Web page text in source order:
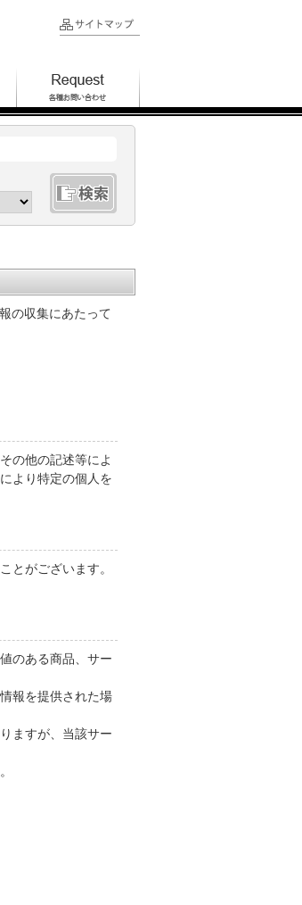
の収集にあたって
の他の記述等によ
より特定の個人を
とがございます。
のある商品、サー
報を提供された場
ますが、当該サー